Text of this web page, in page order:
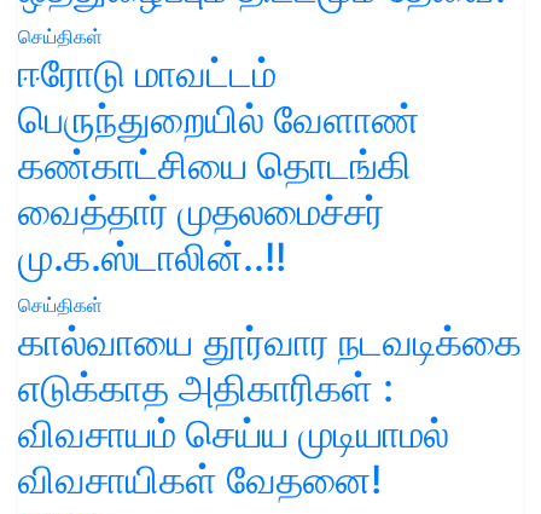
செய்திகள்
ஈரோடு மாவட்டம்
பெருந்துறையில் வேளாண்
கண்காட்சியை தொடங்கி
வைத்தார் முதலமைச்சர்
மு.க.ஸ்டாலின்..!!
செய்திகள்
கால்வாயை தூர்வார நடவடிக்கை
எடுக்காத அதிகாரிகள் :
விவசாயம் செய்ய முடியாமல்
விவசாயிகள் வேதனை!